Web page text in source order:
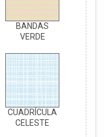
BANDAS
VERDE
CUADRÍCULA
CELESTE